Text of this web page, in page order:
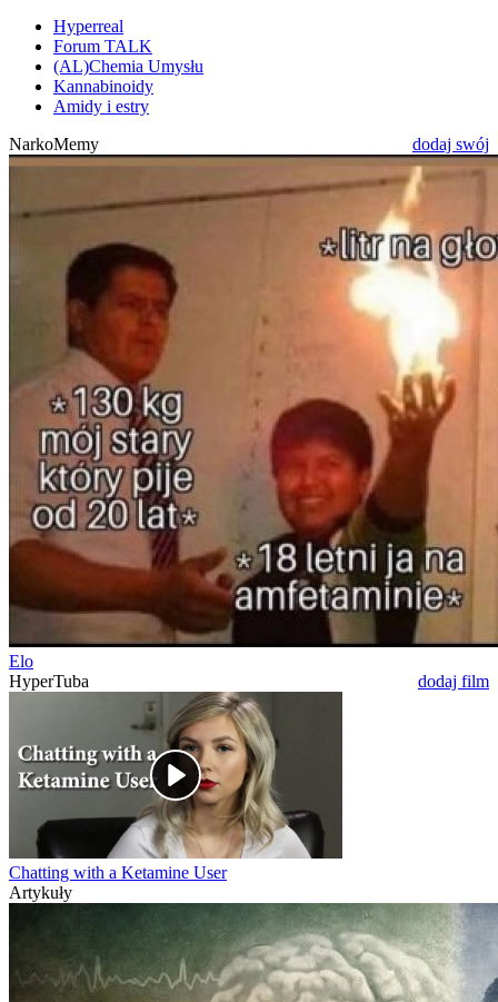
Hyperreal
Forum TALK
(AL)Chemia Umysłu
Kannabinoidy
Amidy i estry
NarkoMemy
dodaj swój
Elo
HyperTuba
dodaj film
Chatting with a Ketamine User
Artykuły